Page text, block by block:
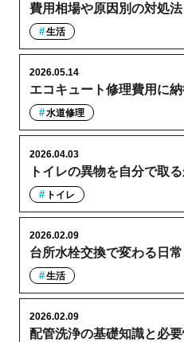
費用相場や原因別の対処法
生活
エコキュート修理費用に
2026.05.14
水道修理
トイレの異物を自分で取
2026.04.03
トイレ
台所水栓交換で変わる日常
2026.02.09
生活
配管洗浄の基礎知識と必
2026.02.09